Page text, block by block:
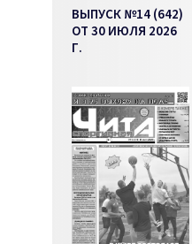
ВЫПУСК №14 (642)
ОТ 30 ИЮЛЯ 2026
Г.